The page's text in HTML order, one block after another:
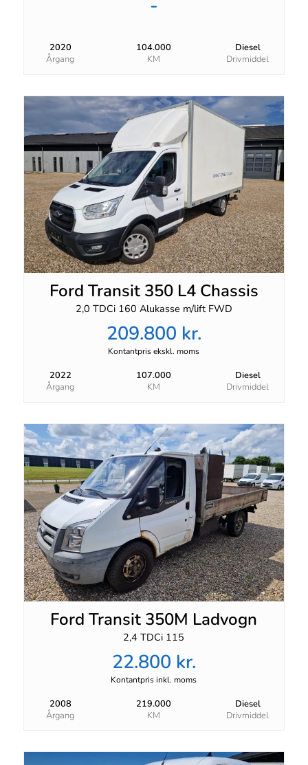
-
2020
Årgang
104.000
KM
Diesel
Drivmiddel
Ford Transit 350 L4 Chassis
2,0 TDCi 160 Alukasse m/lift FWD
209.800 kr.
Kontantpris ekskl. moms
2022
Årgang
107.000
KM
Diesel
Drivmiddel
Ford Transit 350M Ladvogn
2,4 TDCi 115
22.800 kr.
Kontantpris inkl. moms
2008
Årgang
219.000
KM
Diesel
Drivmiddel